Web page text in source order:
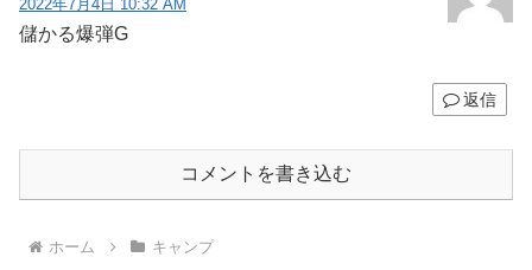
2022年7月4日 10:32 AM
儲かる爆弾G
返信
コメントを書き込む
ホーム キャンプ